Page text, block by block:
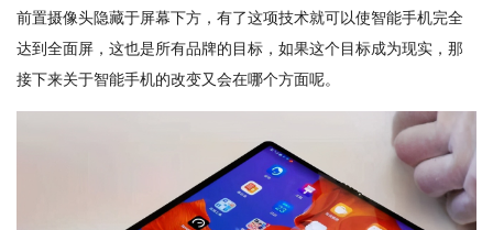
前置摄像头隐藏于屏幕下方，有了这项技术就可以使智能手机完全
达到全面屏，这也是所有品牌的目标，如果这个目标成为现实，那
接下来关于智能手机的改变又会在哪个方面呢。